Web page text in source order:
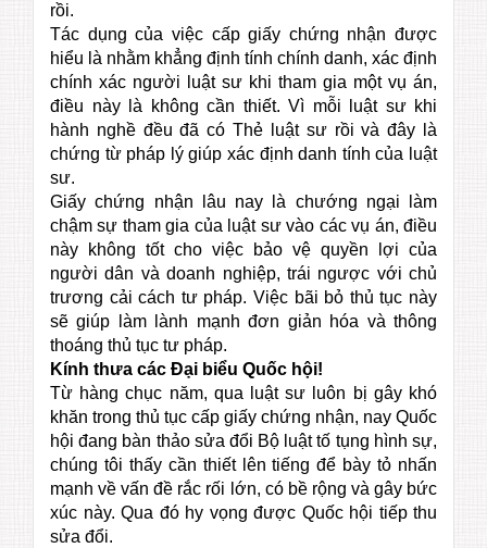
rồi.
Tác dụng của việc cấp giấy chứng nhận được
hiểu là nhằm khẳng định tính chính danh, xác định
chính xác người luật sư khi tham gia một vụ án,
điều này là không cần thiết. Vì mỗi luật sư khi
hành nghề đều đã có Thẻ luật sư rồi và đây là
chứng từ pháp lý giúp xác định danh tính của luật
sư.
Giấy chứng nhận lâu nay là chướng ngại làm
chậm sự tham gia của luật sư vào các vụ án, điều
này không tốt cho việc bảo vệ quyền lợi của
người dân và doanh nghiệp, trái ngược với chủ
trương cải cách tư pháp. Việc bãi bỏ thủ tục này
sẽ giúp làm lành mạnh đơn giản hóa và thông
thoáng thủ tục tư pháp.
Kính thưa các Đại biểu Quốc hội!
Từ hàng chục năm, qua luật sư luôn bị gây khó
khăn trong thủ tục cấp giấy chứng nhận, nay Quốc
hội đang bàn thảo sửa đổi Bộ luật tố tụng hình sự,
chúng tôi thấy cần thiết lên tiếng để bày tỏ nhấn
mạnh về vấn đề rắc rối lớn, có bề rộng và gây bức
xúc này. Qua đó hy vọng được Quốc hội tiếp thu
sửa đổi.